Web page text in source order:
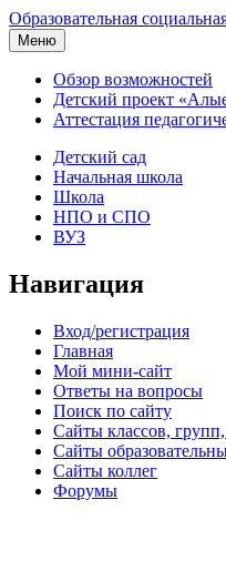
Образовательная
Меню
Обзор возможностей
Детский проект
Аттестация
Детский сад
Начальная школа
Школа
НПО и СПО
ВУЗ
Навигация
Вход/регистрация
Главная
Мой мини-сайт
Ответы на вопросы
Поиск по сайту
Сайты классов,
Сайты
Сайты коллег
Форумы